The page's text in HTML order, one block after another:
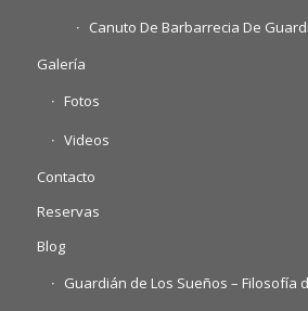
Canuto De Barbarrecia De
Galería
Fotos
Videos
Contacto
Reservas
Blog
Guardián de Los Sueños – Filosofía